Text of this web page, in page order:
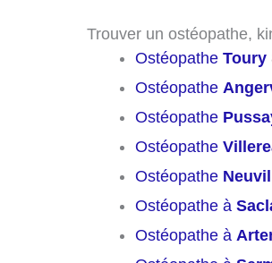
Trouver un ostéopathe,
Ostéopathe Toury
Ostéopathe
Ostéopathe
Ostéopathe
Ostéopathe
Ostéopathe à
Ostéopathe à